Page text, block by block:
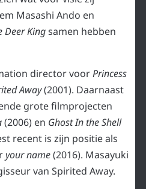
Masashi Ando en
Deer Kingsamen hebben
director voorPrincess
Away(2001). Daarnaast
grote filmprojecten
(2006) en Ghost In the Shell
recent is zijn positie als
your name(2016). Masayuki
van Spirited Away.